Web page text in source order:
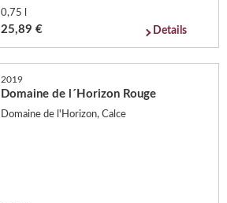
0,75 l
25,89 € Details
2019
Domaine de l´Horizon Rouge
Domaine de l'Horizon, Calce